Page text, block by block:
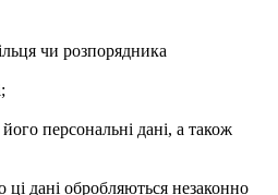
чи розпорядника
персональні дані, а також
дані обробляються незаконно